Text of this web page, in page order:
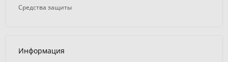
Средства защиты
Информация